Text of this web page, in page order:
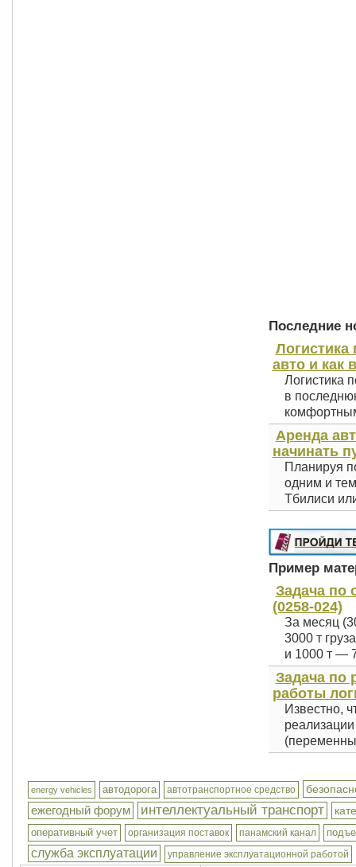
Последние
Логистика
авто и как
Логистика
в
Аренда
начинать
Планируя
одним и
Тбилиси
Пример
Задача по
(0258-024)
За месяц
3000 т
и 1000 т —
Задача по
работы
Известно,
energy vehicles автодорога автотранспортное средство
ежегодный форум интеллектуальный транспорт
оперативный учет организация поставок панамский канал
служба эксплуатации управление эксплуатационной работой